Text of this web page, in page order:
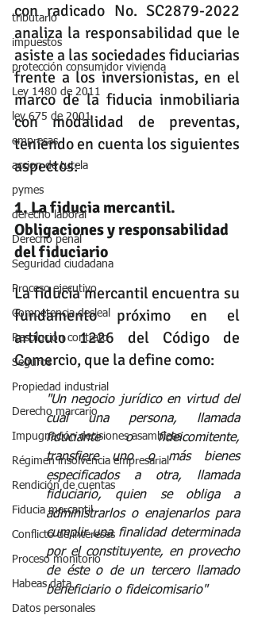
tributario
impuestos
protección consumidor vivienda
Ley 1480 de 2011
ley 675 de 2001
empresas
accion de tutela
pymes
derecho laboral
Derecho penal
Seguridad ciudadana
Proceso ejecutivo
Competencia desleal
Resolución contrato
Seguros
Propiedad industrial
Derecho marcario
Impugnación decisiones asambleas
Régimen insolvencia empresarial
Rendición de cuentas
Fiducia mercantil
Conflicto de intereses
Proceso monitorio
Habeas data
Datos personales
con radicado No. SC2879-2022
analiza la responsabilidad que le
asiste a las sociedades fiduciarias
frente a los inversionistas, en el
marco de la fiducia inmobiliaria
con modalidad de preventas,
teniendo en cuenta los siguientes
aspectos:
1. La fiducia mercantil.
Obligaciones y responsabilidad
del fiduciario
La fiducia mercantil encuentra su
fundamento próximo en el
artículo 1226 del Código de
Comercio, que la define como:
"Un negocio jurídico en virtud del
cual una persona, llamada
fiduciante o fideicomitente,
transfiere uno o más bienes
especificados a otra, llamada
fiduciario, quien se obliga a
administrarlos o enajenarlos para
cumplir una finalidad determinada
por el constituyente, en provecho
de éste o de un tercero llamado
beneficiario o fideicomisario"